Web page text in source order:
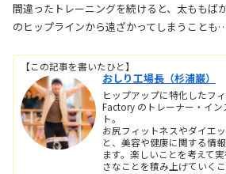
間違ったトレーニングを続けると、太ももば
のヒップラインから遠ざかってしまうことも
【この記事を書いたひと】
おしり工場長（杉浦巌）
ヒップアップに特化したフ
Factory のトレーナー・イ
ト。
お尻フィットネスやダイエ
と、美容や健康に関する情
ます。楽しいことを考えて
さなことを積み上げていく